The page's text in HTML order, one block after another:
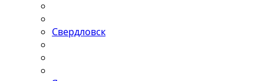
Свердловск